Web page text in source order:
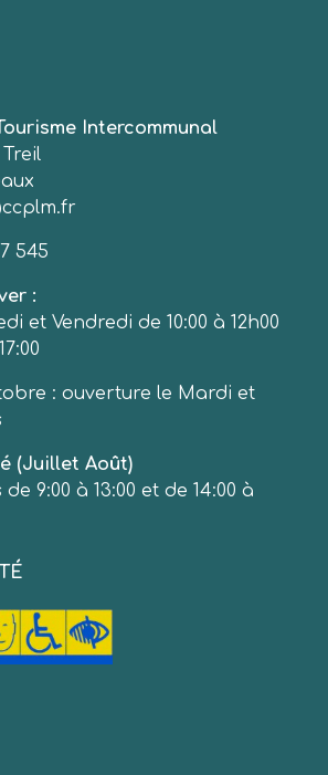
Intercommunal
545
:
et Vendredi de 10:00 à 12h00
: ouverture le Mardi et
(Juillet Août)
9:00 à 13:00 et de 14:00 à